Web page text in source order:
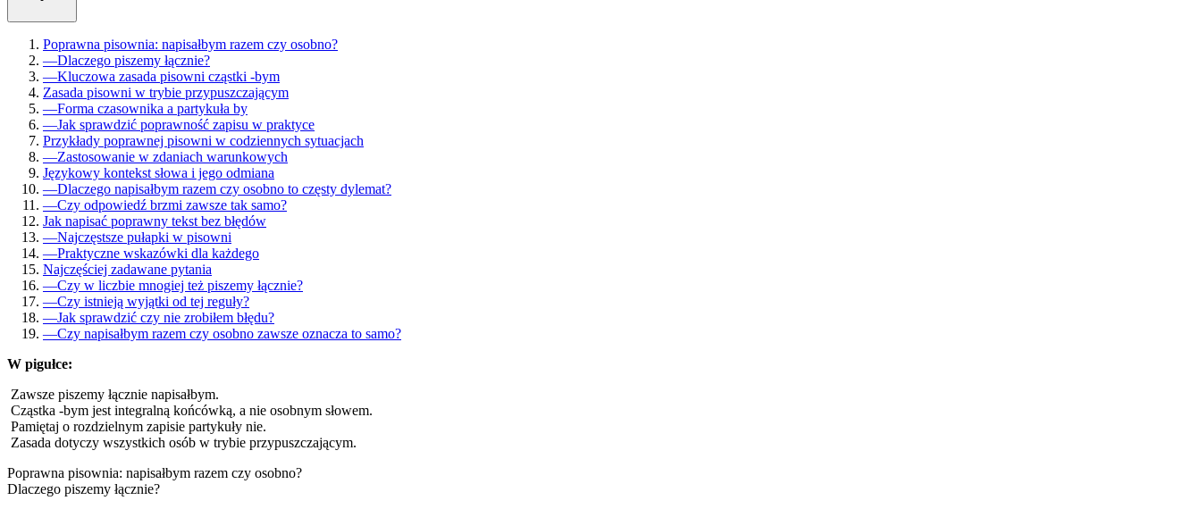
Poprawna pisownia: napisałbym razem czy osobno?
—Dlaczego piszemy łącznie?
—Kluczowa zasada pisowni cząstki -bym
Zasada pisowni w trybie przypuszczającym
—Forma czasownika a partykuła by
—Jak sprawdzić poprawność zapisu w praktyce
Przykłady poprawnej pisowni w codziennych sytuacjach
—Zastosowanie w zdaniach warunkowych
Językowy kontekst słowa i jego odmiana
—Dlaczego napisałbym razem czy osobno to częsty dylemat?
—Czy odpowiedź brzmi zawsze tak samo?
Jak napisać poprawny tekst bez błędów
—Najczęstsze pułapki w pisowni
—Praktyczne wskazówki dla każdego
Najczęściej zadawane pytania
—Czy w liczbie mnogiej też piszemy łącznie?
—Czy istnieją wyjątki od tej reguły?
—Jak sprawdzić czy nie zrobiłem błędu?
—Czy napisałbym razem czy osobno zawsze oznacza to samo?
W pigułce:
Zawsze piszemy łącznie napisałbym.
Cząstka -bym jest integralną końcówką, a nie osobnym słowem.
Pamiętaj o rozdzielnym zapisie partykuły nie.
Zasada dotyczy wszystkich osób w trybie przypuszczającym.
Poprawna pisownia: napisałbym razem czy osobno?
Dlaczego piszemy łącznie?